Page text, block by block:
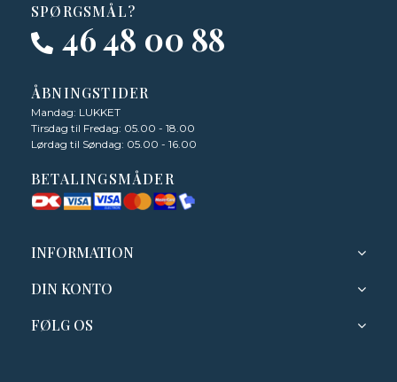
SPØRGSMÅL?
46 48 00 88
ÅBNINGSTIDER
Mandag: LUKKET
Tirsdag til Fredag: 05.00 - 18.00
Lørdag til Søndag: 05.00 - 16.00
BETALINGSMÅDER
INFORMATION
DIN KONTO
FØLG OS